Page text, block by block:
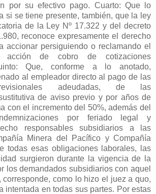
por su efectivo pago. Cuarto: Que lo
si se tiene presente, también, que la ley
de la Ley Nº 17.322 y del decreto
reconoce expresamente el derecho
accionar persiguiendo o reclamando el
de cobro de cotizaciones
Que, conforme a lo anotado,
al empleador directo al pago de las
adeudadas, de las
de aviso previo y por años de
con el incremento del 50%, además del
por feriado legal y
responsables subsidiarios a las
Minera del Pacífico y Compañía
todas esas obligaciones laborales, las
surgieron durante la vigencia de la
los demandados subsidiarios con aquel
corresponde, como lo hizo el juez a quo,
intentada en todas sus partes. Por estas